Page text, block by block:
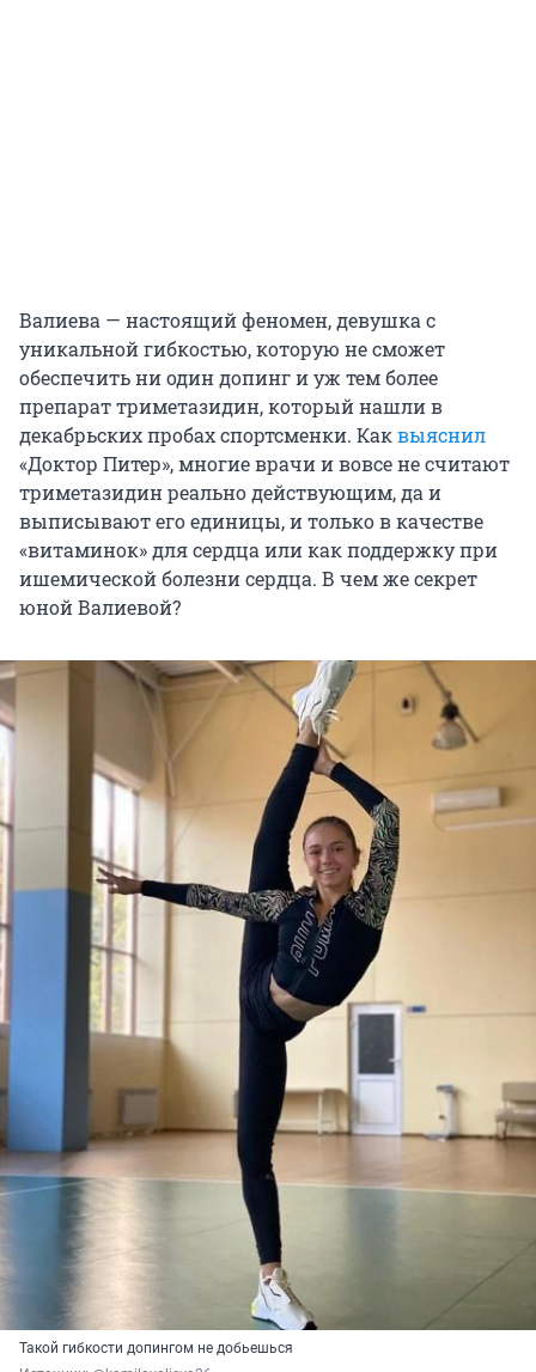
Валиева — настоящий феномен, девушка с
уникальной гибкостью, которую не сможет
обеспечить ни один допинг и уж тем более
препарат триметазидин, который нашли в
декабрьских пробах спортсменки. Каквыяснил
«Доктор Питер», многие врачи и вовсе не считают
триметазидин реально действующим, да и
выписывают его единицы, и только в качестве
«витаминок» для сердца или как поддержку при
ишемической болезни сердца. В чем же секрет
юной Валиевой?
Такой гибкости допингом не добьешься